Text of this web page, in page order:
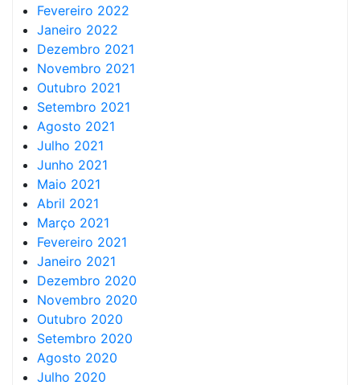
Fevereiro 2022
Janeiro 2022
Dezembro 2021
Novembro 2021
Outubro 2021
Setembro 2021
Agosto 2021
Julho 2021
Junho 2021
Maio 2021
Abril 2021
Março 2021
Fevereiro 2021
Janeiro 2021
Dezembro 2020
Novembro 2020
Outubro 2020
Setembro 2020
Agosto 2020
Julho 2020